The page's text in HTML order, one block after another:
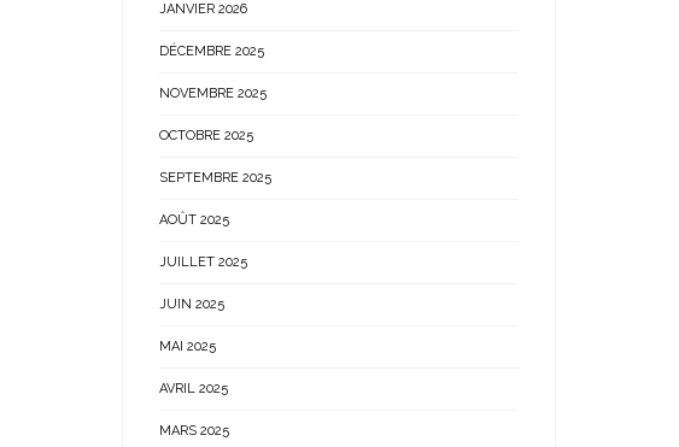
JANVIER 2026
DÉCEMBRE 2025
NOVEMBRE 2025
OCTOBRE 2025
SEPTEMBRE 2025
AOÛT 2025
JUILLET 2025
JUIN 2025
MAI 2025
AVRIL 2025
MARS 2025